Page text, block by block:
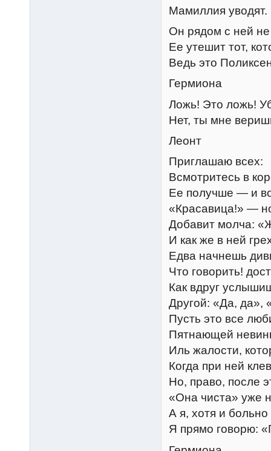
Мамиллия уводят.
Он рядом с ней
Ее утешит тот,
Ведь это
Гермиона
Ложь! Это ложь!
Нет, ты мне
Леонт
Приглашаю всех:
Всмотритесь в
Ее получше — и
«Красавица!» —
Добавит молча:
И как же в ней
Едва начнешь
Что говорить!
Как вдруг
Другой: «Да, да»,
Пусть это все
Пятнающей
Иль жалости,
Когда при ней
Но, право, после
«Она чиста» уже
А я, хотя и
Я прямо говорю: